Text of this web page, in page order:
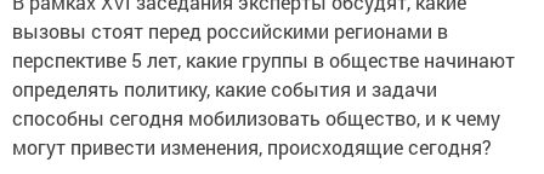
вызовы стоят перед российскими регионами в
перспективе 5 лет, какие группы в обществе начинают
определять политику, какие события и задачи
способны сегодня мобилизовать общество, и к чему
могут привести изменения, происходящие сегодня?